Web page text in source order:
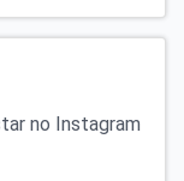
no Instagram